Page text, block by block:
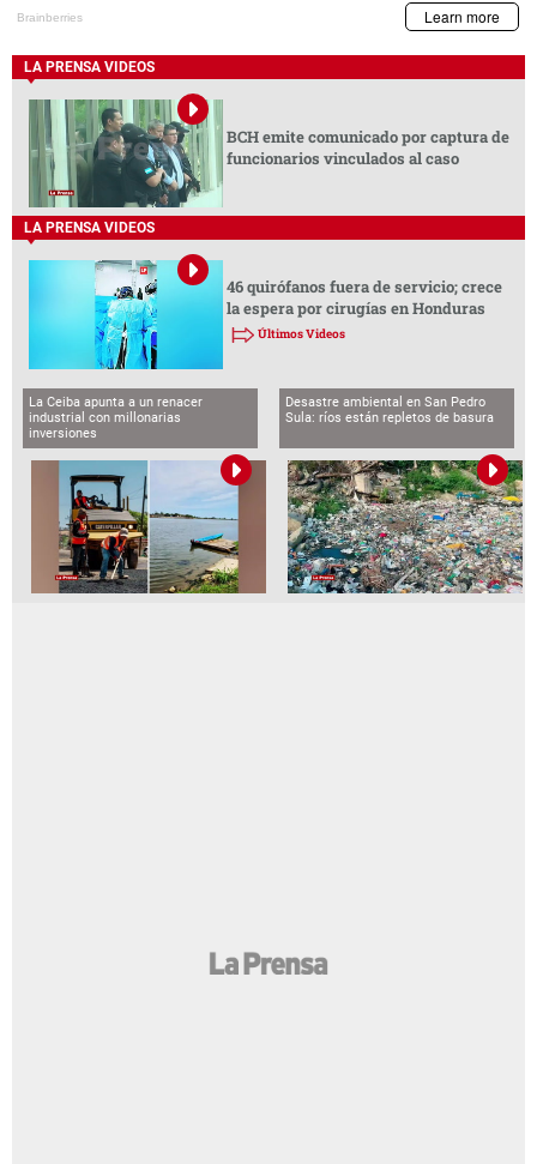
LA PRENSA VIDEOS
BCH emite comunicado por captura de
funcionarios vinculados al caso
LA PRENSA VIDEOS
46 quirófanos fuera de servicio; crece
la espera por cirugías en Honduras
Últimos Videos
La Ceiba apunta a un renacer
industrial con millonarias
inversiones
Desastre ambiental en San Pedro
Sula: ríos están repletos de basura